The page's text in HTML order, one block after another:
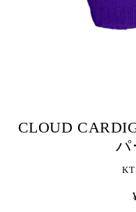
CLOUD
パ